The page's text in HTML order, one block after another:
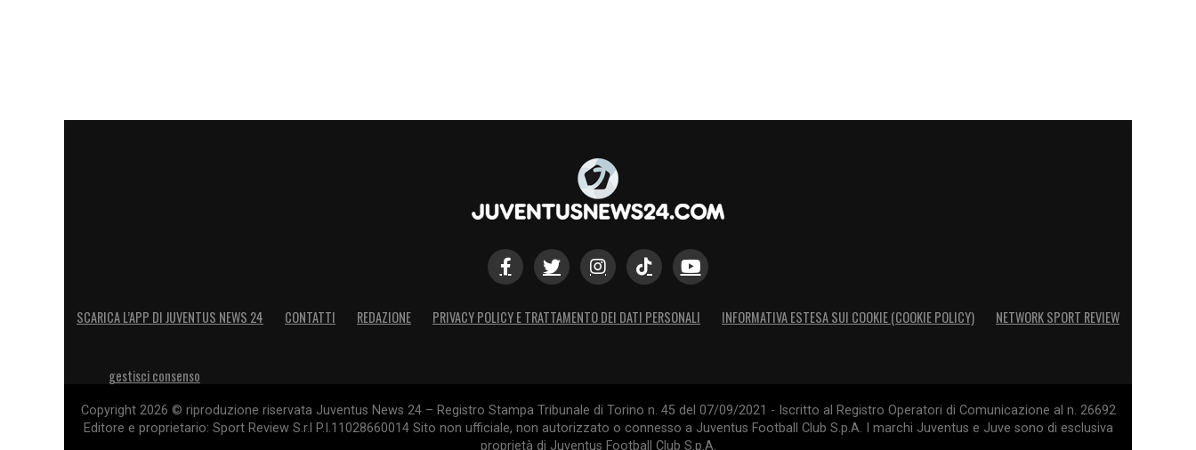
SCARICA L’APP DI JUVENTUS NEWS 24 CONTATTI REDAZIONE PRIVACY POLICY E TRATTAMENTO DEI DATI PERSONALI INFORMATIVA ESTESA SUI COOKIE (COOKIE POLICY) NETWORK SPORT REVIEW
gestisci consenso
Copyright 2026 © riproduzione riservata Juventus News 24 – Registro Stampa Tribunale di Torino n. 45 del 07/09/2021 - Iscritto al Registro Operatori di Comunicazione al n. 26692
Editore e proprietario: Sport Review S.r.l P.I.11028660014 Sito non ufficiale, non autorizzato o connesso a Juventus Football Club S.p.A. I marchi Juventus e Juve sono di esclusiva
proprietà di Juventus Football Club S.p.A.